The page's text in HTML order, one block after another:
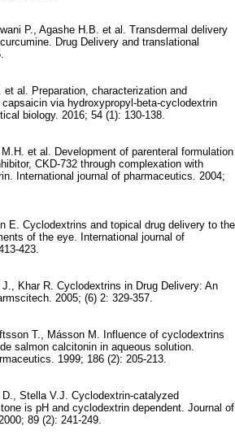
P., Agashe H.B. et al. Transdermal delivery
Drug Delivery and translational
et al. Preparation, characterization and
via hydroxypropyl-beta-cyclodextrin
biology. 2016; 54 (1): 130-138.
et al. Development of parenteral formulation
CKD-732 through complexation with
International journal of pharmaceutics. 2004;
E. Cyclodextrins and topical drug delivery to the
of the eye. International journal of
423.
Khar R. Cyclodextrins in Drug Delivery: An
2005; (6) 2: 329-357.
T., Másson M. Influence of cyclodextrins
salmon calcitonin in aqueous solution.
1999; 186 (2): 205-213.
D., Stella V.J. Cyclodextrin-catalyzed
is pH and cyclodextrin dependent. Journal of
89 (2): 241-249.